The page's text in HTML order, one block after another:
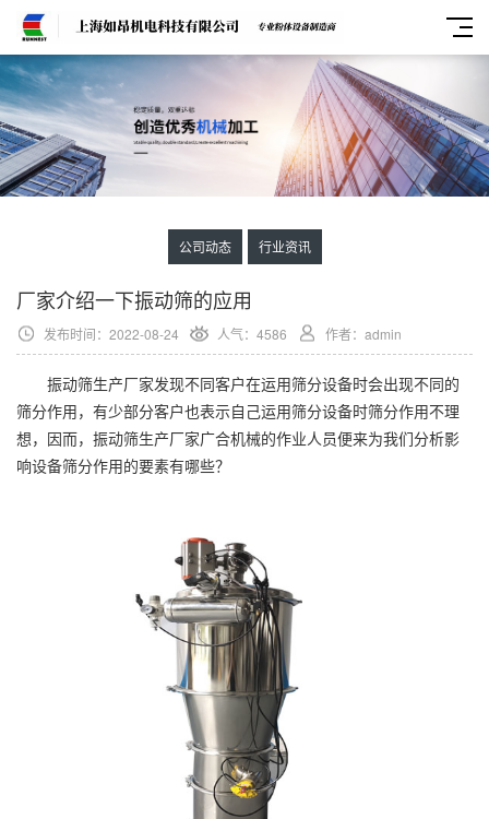
公司动态 行业资讯
厂家介绍一下振动筛的应用
发布时间：2022-08-24 人气：4586 作者：admin
振动筛生产厂家发现不同客户在运用筛分设备时会出现不同的
筛分作用，有少部分客户也表示自己运用筛分设备时筛分作用不理
想，因而，振动筛生产厂家广合机械的作业人员便来为我们分析影
响设备筛分作用的要素有哪些？